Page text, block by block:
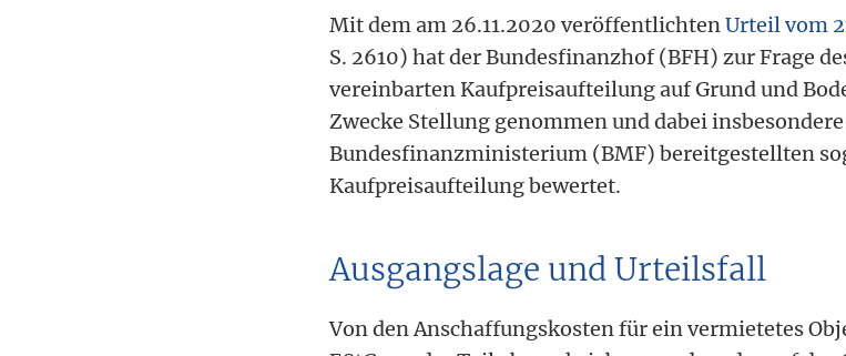
Mit dem am 26.11.2020 veröffentlichtenUrteil vom
S. 2610) hat der Bundesfinanzhof (BFH) zur Frage
vereinbarten Kaufpreisaufteilung auf Grund und
Zwecke Stellung genommen und dabei
Bundesfinanzministerium (BMF) bereitgestellten
Kaufpreisaufteilung bewertet.
Ausgangslage und Urteilsfall
Von den Anschaffungskosten für ein vermietetes